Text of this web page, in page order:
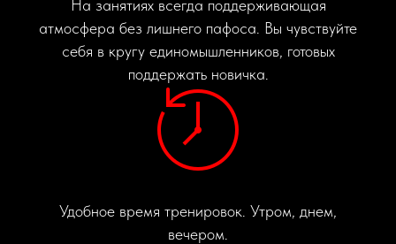
На занятиях всегда поддерживающая
атмосфера без лишнего пафоса. Вы чувствуйте
себя в кругу единомышленников, готовых
поддержать новичка.
Удобное время тренировок. Утром, днем,
вечером.